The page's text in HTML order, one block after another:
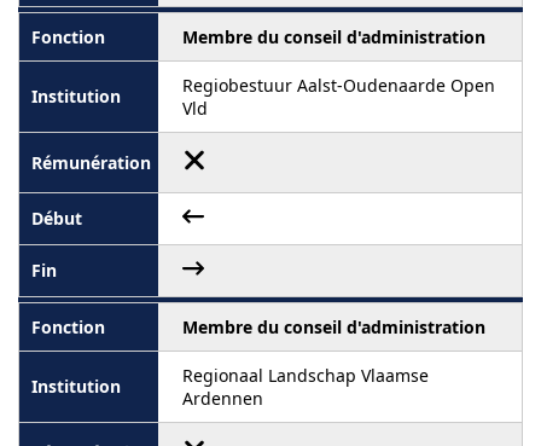
Membre du conseil d'administration
Regiobestuur Aalst-Oudenaarde Open
Vld
Membre du conseil d'administration
Regionaal Landschap Vlaamse
Ardennen